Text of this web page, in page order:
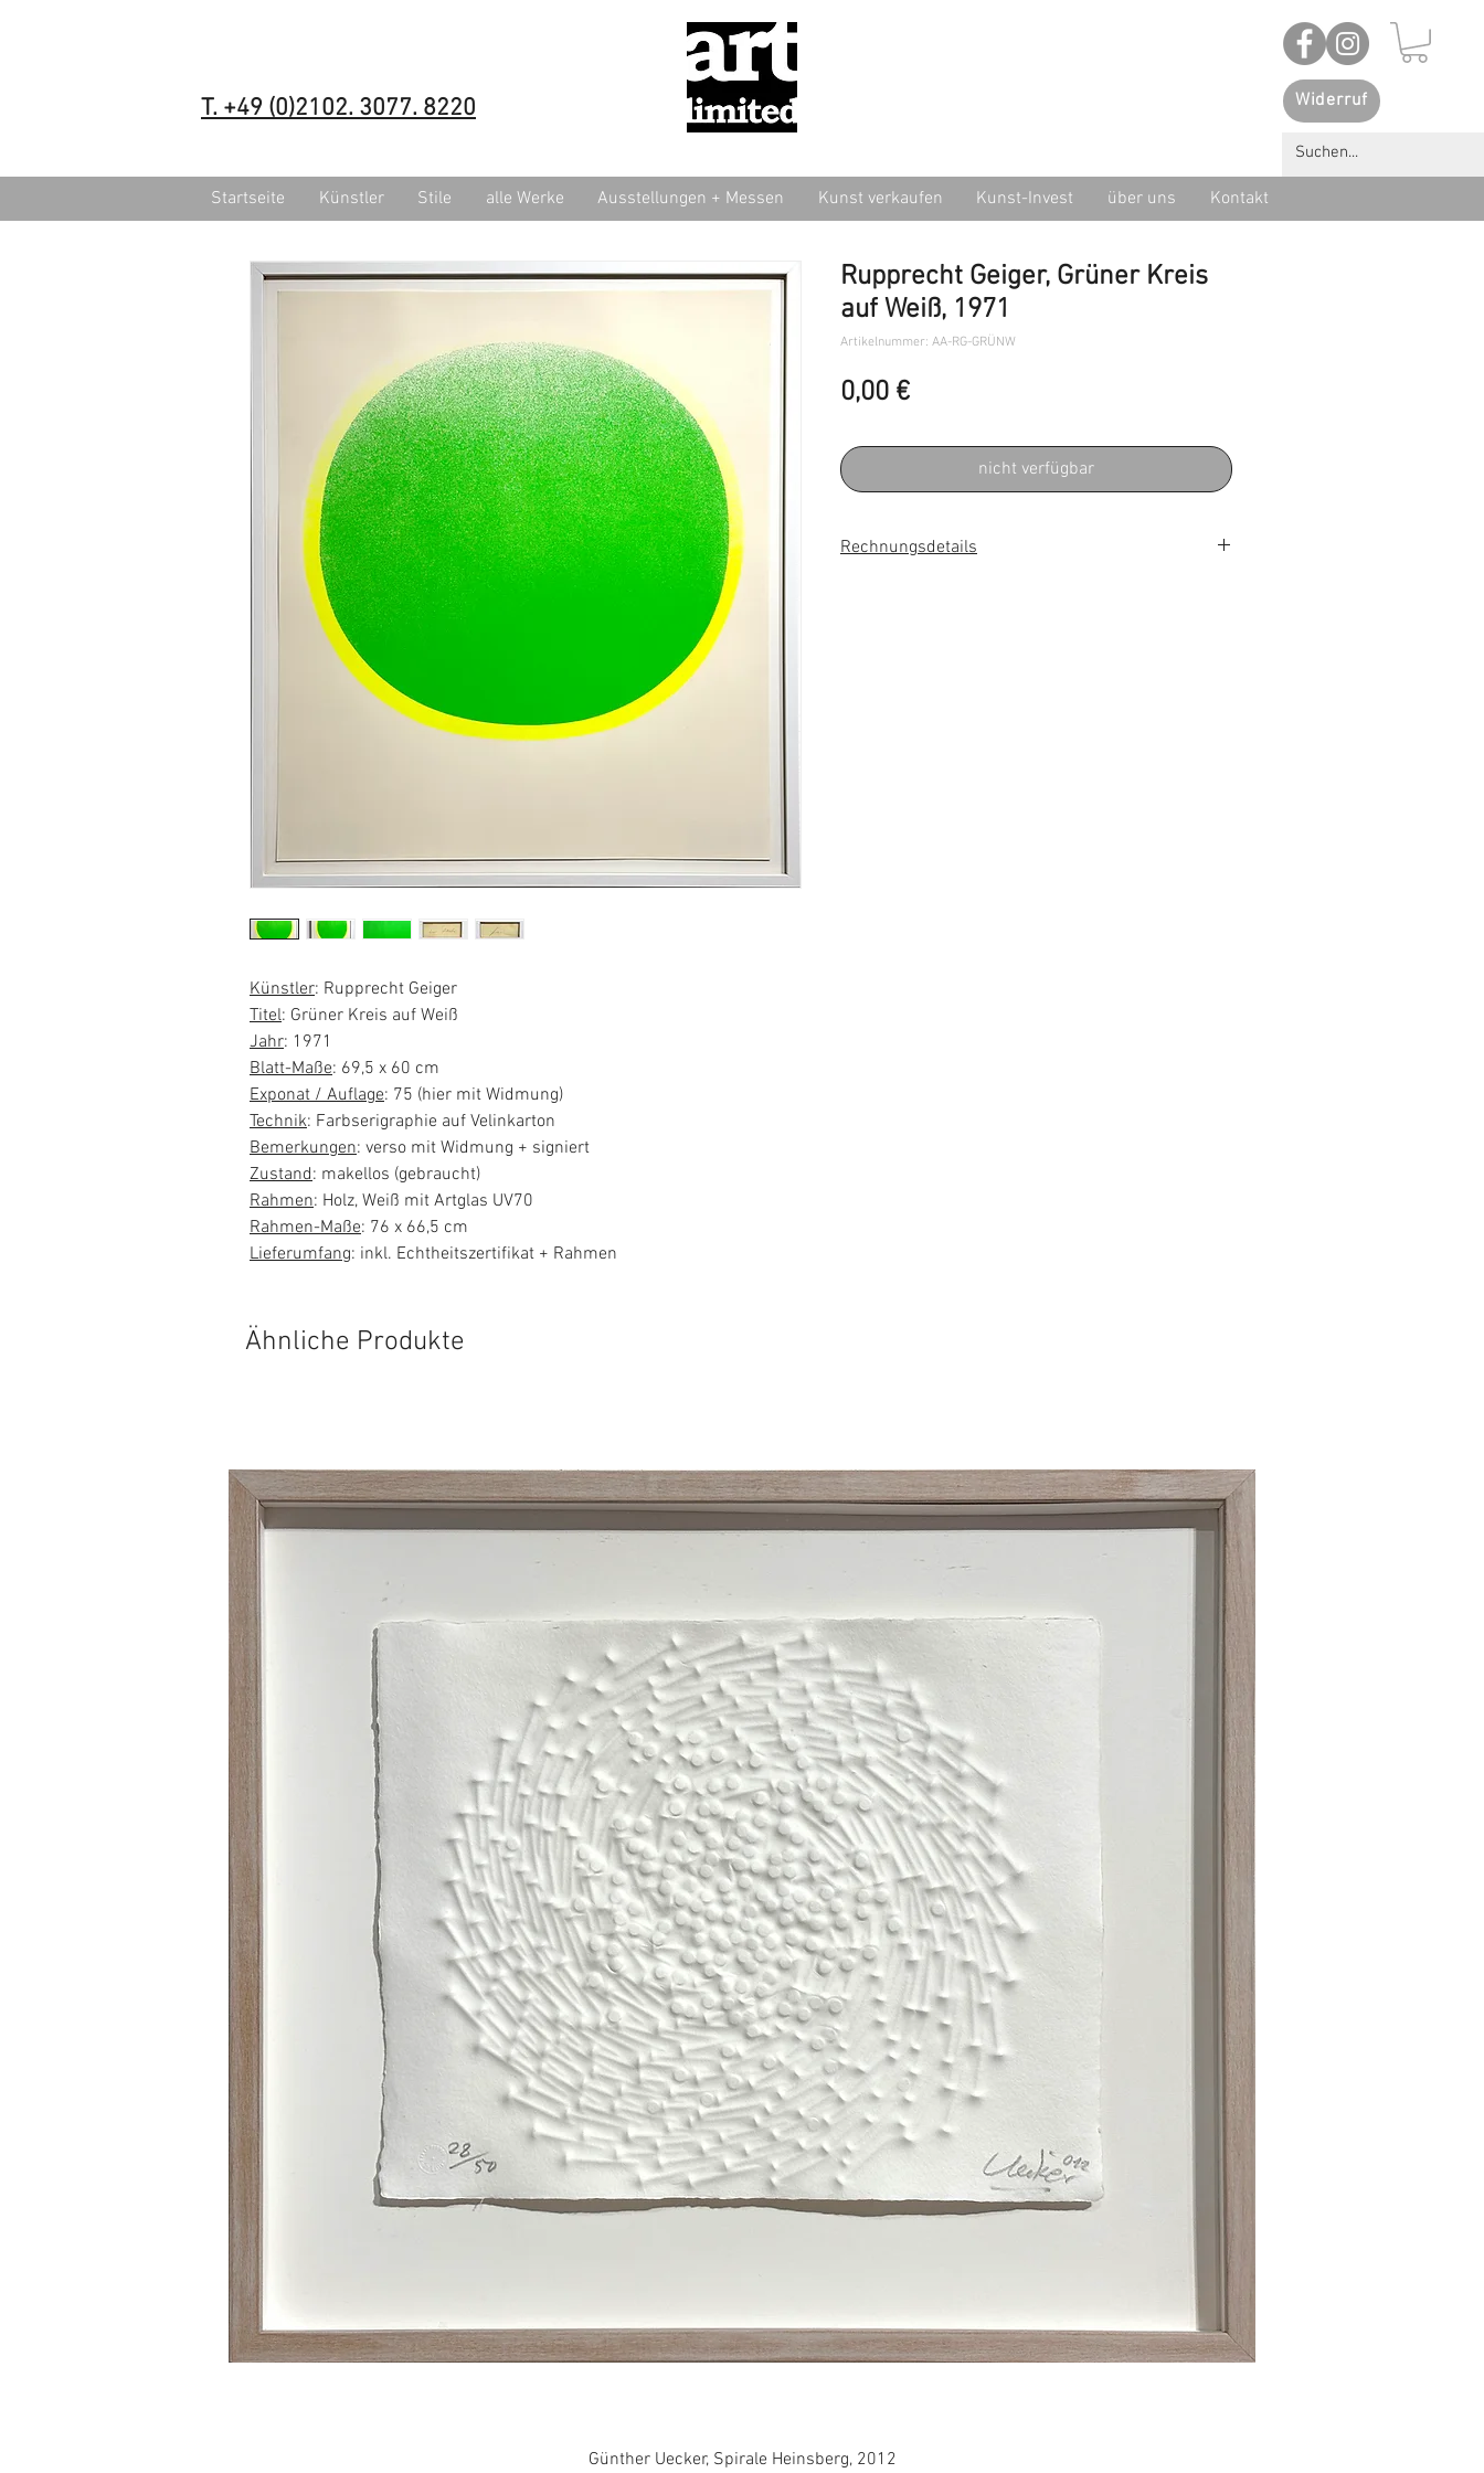
T. +49 (0)2102. 3077. 8220 Widerruf
Startseite Künstler Stile alle Werke Ausstellungen + Messen Kunst verkaufen Kunst-Invest über uns Kontakt
Künstler: Rupprecht Geiger
Titel: Grüner Kreis auf Weiß
Jahr: 1971
Blatt-Maße: 69,5 x 60 cm
Exponat / Auflage: 75 (hier mit Widmung)
Technik: Farbserigraphie auf Velinkarton
Bemerkungen: verso mit Widmung + signiert
Zustand: makellos (gebraucht)
Rahmen: Holz, Weiß mit Artglas UV70
Rahmen-Maße: 76 x 66,5 cm
Lieferumfang: inkl. Echtheitszertifikat + Rahmen
Rupprecht Geiger, Grüner Kreis
auf Weiß, 1971
Artikelnummer: AA-RG-GRÜNW
0,00 €Preis
nicht verfügbar
Rechnungsdetails
Ähnliche Produkte
Schnellansicht
Günther Uecker, Spirale Heinsberg, 2012